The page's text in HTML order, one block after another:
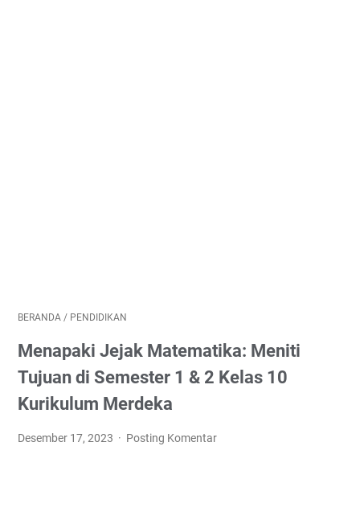
BERANDA / PENDIDIKAN
Menapaki Jejak Matematika: Meniti
Tujuan di Semester 1 & 2 Kelas 10
Kurikulum Merdeka
Desember 17, 2023 Posting Komentar